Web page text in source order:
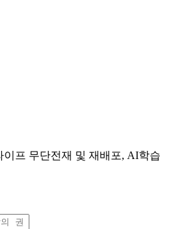
프 무단전재 및 재배포, AI학습